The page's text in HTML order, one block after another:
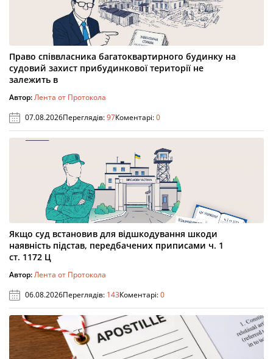
Право співвласника багатоквартирного будинку на
судовий захист прибудинкової території не
залежить в
Автор:Лента от Протокола
07.08.2026Переглядів:97Коментарі:0
Якщо суд встановив для відшкодування шкоди
наявність підстав, передбачених приписами ч. 1
ст. 1172 Ц
Автор:Лента от Протокола
06.08.2026Переглядів: 143Коментарі:0